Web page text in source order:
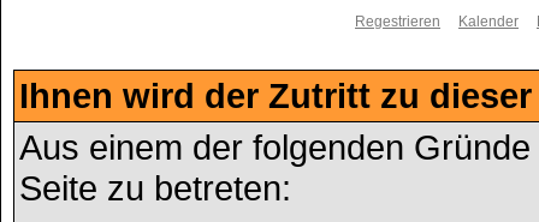
Regestrieren Kalender
Ihnen wird der Zutritt zu
Aus einem der folgenden
Seite zu betreten: